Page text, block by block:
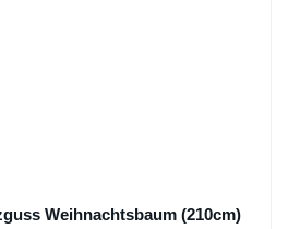
Weihnachtsbaum (210cm)